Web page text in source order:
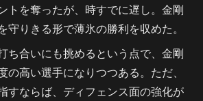
トを奪ったが、時すでに遅し。金剛
守りきる形で薄氷の勝利を収めた。
ち合いにも挑めるという点で、金剛
の高い選手になりつつある。ただ、
すならば、ディフェンス面の強化が